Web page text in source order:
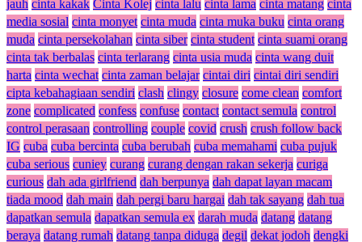
jauh cinta kakak Cinta Kolej cinta lalu cinta lama cinta matang cinta
media sosial cinta monyet cinta muda cinta muka buku cinta orang
muda cinta persekolahan cinta siber cinta student cinta suami orang
cinta tak berbalas cinta terlarang cinta usia muda cinta wang duit
harta cinta wechat cinta zaman belajar cintai diri cintai diri sendiri
cipta kebahagiaan sendiri clash clingy closure come clean comfort
zone complicated confess confuse contact contact semula control
control perasaan controlling couple covid crush crush follow back
IG cuba cuba bercinta cuba berubah cuba memahami cuba pujuk
cuba serious cuniey curang curang dengan rakan sekerja curiga
curious dah ada girlfriend dah berpunya dah dapat layan macam
tiada mood dah main dah pergi baru hargai dah tak sayang dah tua
dapatkan semula dapatkan semula ex darah muda datang datang
beraya datang rumah datang tanpa diduga degil dekat jodoh dengki